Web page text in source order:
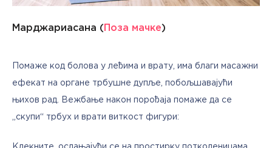
Марджариасана ( Поза мачке)
Помаже код болова у леђима и врату, има благи масажни
ефекат на органе трбушне дупље, побољшавајући
њихов рад. Вежбање након порођаја помаже да се
„скупи“ трбух и врати виткост фигури: